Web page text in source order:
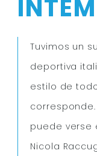
Tuvimos un
deportiva
estilo de
puede verse
Nicola